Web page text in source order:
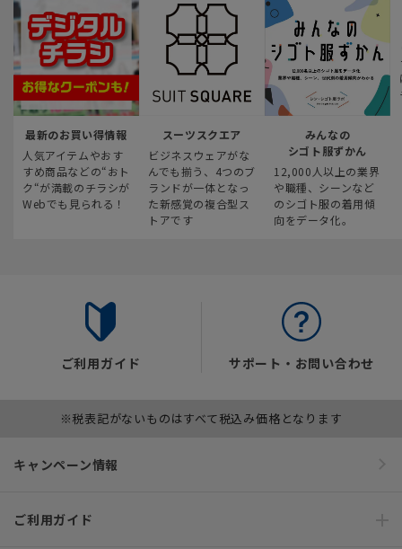
最新のお買い得情報
人気アイテムやおす
すめ商品などの“おト
ク“が満載のチラシが
Webでも見られる！
スーツスクエア
ビジネスウェアがな
んでも揃う、4つのブ
ランドが一体となっ
た新感覚の複合型ス
トアです
みんなの
シゴト服ずかん
12,000人以上の業界
や職種、シーンなど
のシゴト服の着用傾
向をデータ化。
ご利用ガイド サポート・お問い合わせ
※税表記がないものはすべて税込み価格となります
キャンペーン情報
ご利用ガイド